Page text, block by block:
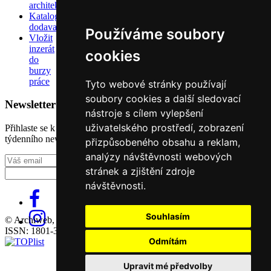
Používáme soubory
cookies
Tyto webové stránky používají
soubory cookies a další sledovací
nástroje s cílem vylepšení
uživatelského prostředí, zobrazení
přizpůsobeného obsahu a reklam,
analýzy návštěvnosti webových
stránek a zjištění zdroje
návštěvnosti.
Souhlasím
Odmítám
Upravit mé předvolby
architektů
Katalog
dodavatelů
Vložit
inzerát
do
burzy
práce
Newsletter
Přihlaste se k odběru našeho pravidelného
týdenního newsletteru:
Fill in „nospam“
© Archiweb, s.r.o. 1997-2026
ISSN: 1801-3902